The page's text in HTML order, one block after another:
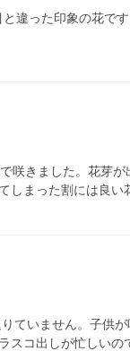
違った印象の花で
咲きました。花芽
しまった割には良い
ていません。子供
スコ出しが忙しいの